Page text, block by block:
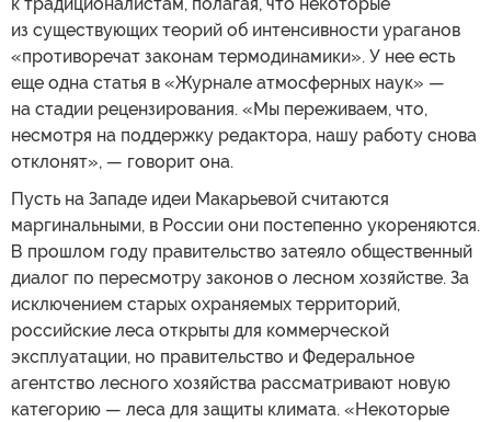
из существующих теорий об интенсивности ураганов
«противоречат законам термодинамики». У нее есть
еще одна статья в «Журнале атмосферных наук» —
на стадии рецензирования. «Мы переживаем, что,
несмотря на поддержку редактора, нашу работу снова
отклонят», — говорит она.
Пусть на Западе идеи Макарьевой считаются
маргинальными, в России они постепенно укореняются.
В прошлом году правительство затеяло общественный
диалог по пересмотру законов о лесном хозяйстве. За
исключением старых охраняемых территорий,
российские леса открыты для коммерческой
эксплуатации, но правительство и Федеральное
агентство лесного хозяйства рассматривают новую
категорию — леса для защиты климата. «Некоторые